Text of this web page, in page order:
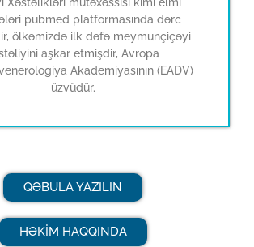
pubmed platformasında dərc
ölkəmizdə ilk dəfə meymunçiçəyi
aşkar etmişdir, Avropa
Akademiyasının (EADV)
üzvüdür.
QƏBULA YAZILIN
HƏKİM HAQQINDA